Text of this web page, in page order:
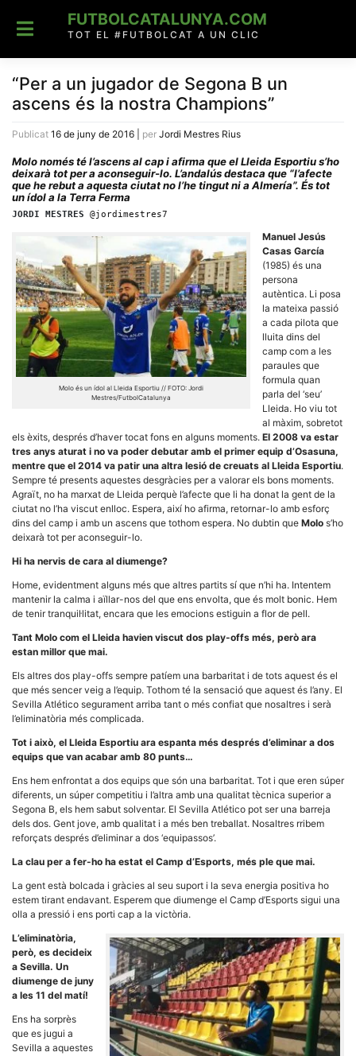
content
FUTBOLCATALUNYA.COM
TOT EL #FUTBOLCAT A UN CLIC
“Per a un jugador de Segona B un
ascens és la nostra Champions”
Publicat 16 de juny de 2016 per Jordi Mestres Rius
Molo només té l’ascens al cap i afirma que el Lleida Esportiu s’ho
deixarà tot per a aconseguir-lo. L’andalús destaca que “l’afecte
que he rebut a aquesta ciutat no l’he tingut ni a Almería”. És tot
un ídol a la Terra Ferma
JORDI MESTRES @jordimestres7
Molo és un ídol al Lleida Esportiu // FOTO: Jordi
Mestres/FutbolCatalunya
Manuel Jesús
Casas García
(1985) és una
persona
autèntica. Li posa
la mateixa passió
a cada pilota que
lluita dins del
camp com a les
paraules que
formula quan
parla del ‘seu’
Lleida. Ho viu tot
al màxim, sobretot
els èxits, després d’haver tocat fons en alguns moments. El 2008 va estar
tres anys aturat i no va poder debutar amb el primer equip d’Osasuna,
mentre que el 2014 va patir una altra lesió de creuats al Lleida Esportiu.
Sempre té presents aquestes desgràcies per a valorar els bons moments.
Agraït, no ha marxat de Lleida perquè l’afecte que li ha donat la gent de la
ciutat no l’ha viscut enlloc. Espera, així ho afirma, retornar-lo amb esforç
dins del camp i amb un ascens que tothom espera. No dubtin que Molo s’ho
deixarà tot per aconseguir-lo.
Hi ha nervis de cara al diumenge?
Home, evidentment alguns més que altres partits sí que n’hi ha. Intentem
mantenir la calma i aïllar-nos del que ens envolta, que és molt bonic. Hem
de tenir tranquil·litat, encara que les emocions estiguin a flor de pell.
Tant Molo com el Lleida havien viscut dos play-offs més, però ara
estan millor que mai.
Els altres dos play-offs sempre patíem una barbaritat i de tots aquest és el
que més sencer veig a l’equip. Tothom té la sensació que aquest és l’any. El
Sevilla Atlético segurament arriba tant o més confiat que nosaltres i serà
l’eliminatòria més complicada.
Tot i això, el Lleida Esportiu ara espanta més després d’eliminar a dos
equips que van acabar amb 80 punts…
Ens hem enfrontat a dos equips que són una barbaritat. Tot i que eren súper
diferents, un súper competitiu i l’altra amb una qualitat tècnica superior a
Segona B, els hem sabut solventar. El Sevilla Atlético pot ser una barreja
dels dos. Gent jove, amb qualitat i a més ben treballat. Nosaltres rribem
reforçats després d’eliminar a dos ‘equipassos’.
La clau per a fer-ho ha estat el Camp d’Esports, més ple que mai.
La gent està bolcada i gràcies al seu suport i la seva energia positiva ho
estem tirant endavant. Esperem que diumenge el Camp d’Esports sigui una
olla a pressió i ens porti cap a la victòria.
L’eliminatòria,
però, es decideix
a Sevilla. Un
diumenge de juny
a les 11 del matí!
Ens ha sorprès
que es jugui a
Sevilla a aquestes
Necessàries
Aquestes
cookies no
opcionals,
són
necessàries
Estadístiques
Recopilem
dades
de manera
anònima d'ús
del lloc web
per a millorar
estructura.
Experiència
d'usuari
Alguns
components
tècnics del
emmagatzemen
dispositiu que
permeten que el
possible. Si
rebutja
aquestes
cookies
algunes
funcionalitats
desapareixeran
del lloc web.